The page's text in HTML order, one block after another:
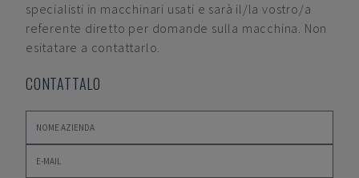
specialisti in macchinari usati e sarà il/la vostro/a
referente diretto per domande sulla macchina. Non
esitatare a contattarlo.
CONTATTALO